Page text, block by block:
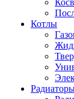
Котлы